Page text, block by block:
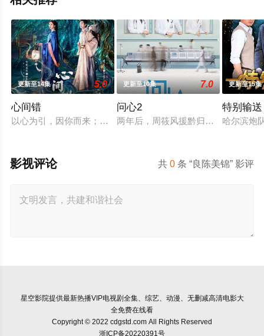
更新至14集 5.0
心间错
以心为引，因你而来；爱恨起落，皆由心生。一段人妖牵绊，百
更新至10集 7.0
问心2
两年后，周筱风援黔归来与林逸、方
更新至15集
特别输送
哈尔滨炮
共0 条 “良陈美锦” 影评
影视评论
星空影院提供最新热播VIP电视剧全集、综艺、动漫、无删减高清电影大
全免费在线看
Copyright © 2022 cdgstd.com All Rights Reserved
浙ICP备20220391号